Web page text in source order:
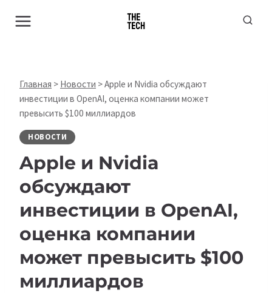
Главная > Новости >Apple и Nvidia обсуждают
инвестиции в OpenAI, оценка компании может
превысить $100 миллиардов
НОВОСТИ
Apple и Nvidia
обсуждают
инвестиции в OpenAI,
оценка компании
может превысить $100
миллиардов